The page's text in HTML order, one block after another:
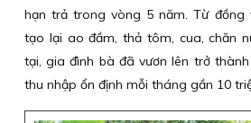
hạn trả trong vòng 5 năm. Từ đồng
tạo lại ao đầm, thả tôm, cua, chăn
tại, gia đình bà đã vươn lên trở
thu nhập ổn định mỗi tháng gần 10